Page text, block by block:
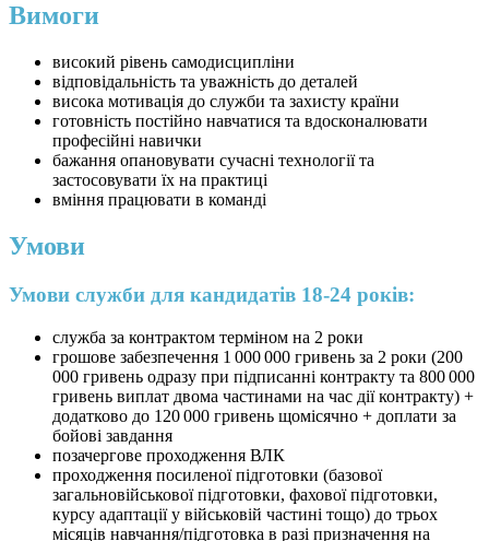
Вимоги
високий рівень самодисципліни
відповідальність та уважність до деталей
висока мотивація до служби та захисту країни
готовність постійно навчатися та вдосконалювати
професійні навички
бажання опановувати сучасні технології та
застосовувати їх на практиці
вміння працювати в команді
Умови
Умови служби для кандидатів 18-24 років:
служба за контрактом терміном на 2 роки
грошове забезпечення 1 000 000 гривень за 2 роки (200
000 гривень одразу при підписанні контракту та 800 000
гривень виплат двома частинами на час дії контракту) +
додатково до 120 000 гривень щомісячно + доплати за
бойові завдання
позачергове проходження ВЛК
проходження посиленої підготовки (базової
загальновійськової підготовки, фахової підготовки,
курсу адаптації у військовій частині тощо) до трьох
місяців навчання/підготовка в разі призначення на